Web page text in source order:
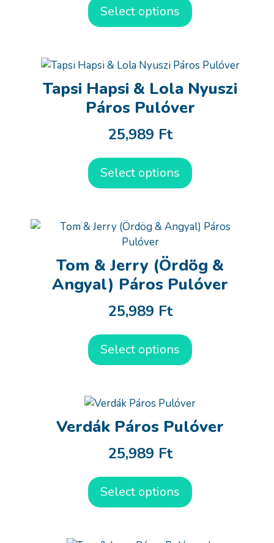
Select options
Tapsi Hapsi & Lola Nyuszi
Páros Pulóver
25,989 Ft
Select options
Tom & Jerry (Ördög &
Angyal) Páros Pulóver
25,989 Ft
Select options
Verdák Páros Pulóver
25,989 Ft
Select options